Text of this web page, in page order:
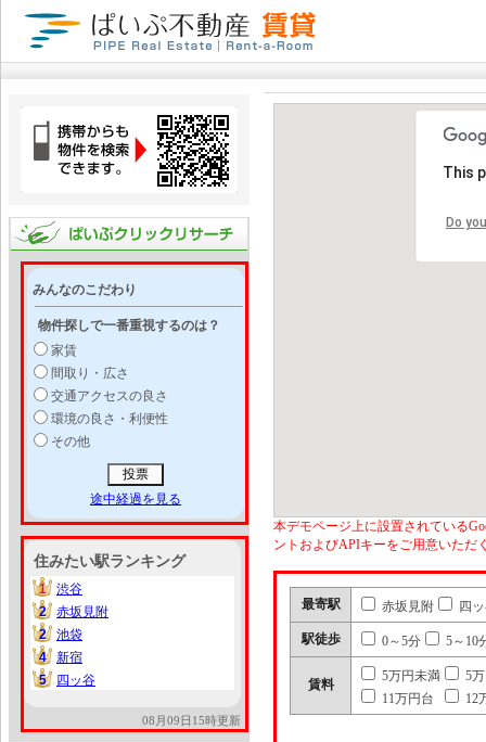
みんなのこだわり
物件探しで一番重視するのは？
家賃
間取り・広さ
交通アクセスの良さ
環境の良さ・利便性
その他
途中経過を見る
住みたい駅ランキング
1
1
渋谷
2
2
赤坂見附
2
2
池袋
4
4
新宿
5
5 四ッ谷
08月09日15時更新
This
Do
本デモページ上に設置されている
ントおよびAPIキーをご用意いただ
最寄駅 赤坂見附 四
駅徒歩 0～5分 5～10
賃料
5万円未満
5
11万円台
12